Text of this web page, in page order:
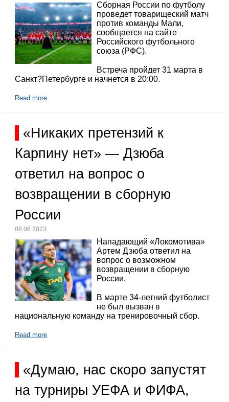
Сборная России по футболу
проведет товарищеский матч
против команды Мали,
сообщается на сайте
Российского футбольного
союза (РФС).
Встреча пройдет 31 марта в
Санкт?Петербурге и начнется в 20:00.
Read more
«Никаких претензий к
Карпину нет» — Дзюба
ответил на вопрос о
возвращении в сборную
России
08.06.2023
Нападающий «Локомотива»
Артем Дзюба ответил на
вопрос о возможном
возвращении в сборную
России.
В марте 34-летний футболист
не был вызван в
национальную команду на тренировочный сбор.
Read more
«Думаю, нас скоро запустят
на турниры УЕФА и ФИФА,